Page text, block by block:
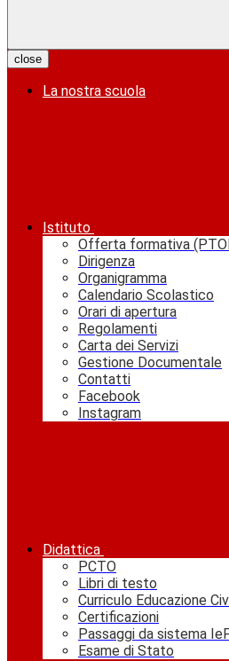
close
La nostra scuola
Istituto
Offerta formativa
Dirigenza
Organigramma
Calendario Scolastico
Orari di apertura
Regolamenti
Carta dei Servizi
Gestione Documentale
Contatti
Facebook
Instagram
Didattica
PCTO
Libri di testo
Curriculo Educazione
Certificazioni
Passaggi da sistema
Esame di Stato